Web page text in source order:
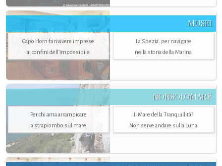
MUSEI
Capo Horn fa rivivere imprese
ai confini dell’impossibile
La Spezia. per navigare
nella storia della Marina
NONSOLOMARE
Per chi ama arrampicare
a strapiombo sul mare
Il Mare della Tranquillità?
Non serve andare sulla Luna